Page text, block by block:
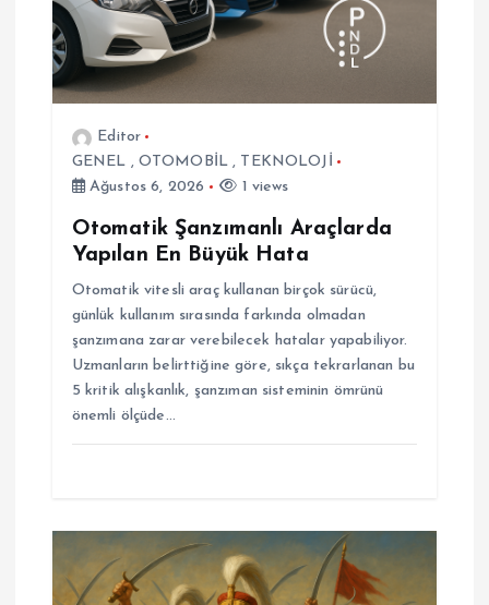
e
s
Editor
GENEL , OTOMOBİL , TEKNOLOJİ
Ağustos 6, 2026
1 views
Otomatik Şanzımanlı Araçlarda
Yapılan En Büyük Hata
Otomatik vitesli araç kullanan birçok sürücü,
günlük kullanım sırasında farkında olmadan
şanzımana zarar verebilecek hatalar yapabiliyor.
Uzmanların belirttiğine göre, sıkça tekrarlanan bu
5 kritik alışkanlık, şanzıman sisteminin ömrünü
önemli ölçüde…